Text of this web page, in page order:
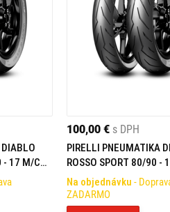
- 17 M/C
100,00 € s DPH
PIRELLI PNEUMATIKA
ROSSO SPORT 80/90 -
44S TL F/R
Na objednávku -
ZADARMO